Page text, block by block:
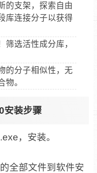
的支架，探索自由
库连接分子以获得
筛选活性成分库，
的分子相似性，无
物。
安装步骤
，安装。
全部文件到软件安